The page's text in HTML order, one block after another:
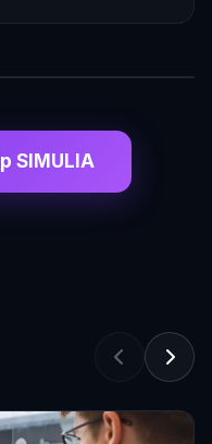
SIMULIA